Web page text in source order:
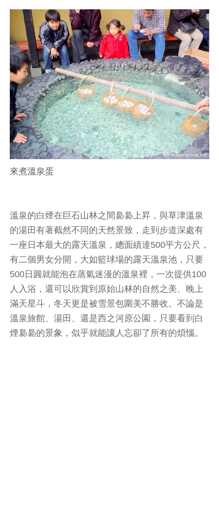
來煮溫泉蛋
溫泉的白煙在巨石山林之間裊裊上昇，與草津溫泉
的湯田有著截然不同的天然景致，走到步道深處有
一座日本最大的露天溫泉，總面績達500平方公尺，
有二個男女分開，大如籃球場的露天溫泉池，只要
500日圓就能泡在蒸氣迷漫的溫泉裡，一次提供100
人入浴，還可以欣賞到原始山林的自然之美、晚上
滿天星斗，冬天更是被雪景包圍美不勝收。不論是
溫泉旅館、湯田、還是西之河原公園，只要看到白
煙裊裊的景象，似乎就能讓人忘卻了所有的煩惱。